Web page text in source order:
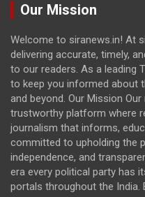
Our Mission
Welcome to siranews.in! At
delivering accurate, timely,
to our readers. As a leading
to keep you informed about
and beyond. Our Mission
trustworthy platform where
journalism that informs,
committed to upholding the
independence, and
era every political party has
portals throughout the India.